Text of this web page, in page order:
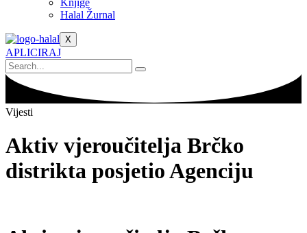
Knjige
Halal Žurnal
X
APLICIRAJ
Vijesti
Aktiv vjeroučitelja Brčko
distrikta posjetio Agenciju